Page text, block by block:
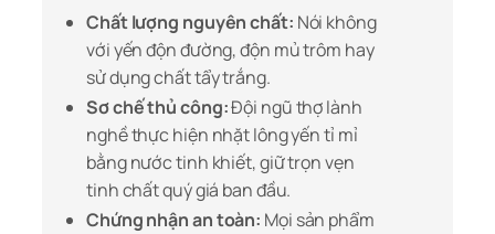
Chất lượng nguyên chất: Nói không
với yến độn đường, độn mủ trôm hay
sử dụng chất tẩy trắng.
Sơ chế thủ công:Đội ngũ thợ lành
nghề thực hiện nhặt lông yến tỉ mỉ
bằng nước tinh khiết, giữ trọn vẹn
tinh chất quý giá ban đầu.
Chứng nhận an toàn: Mọi sản phẩm